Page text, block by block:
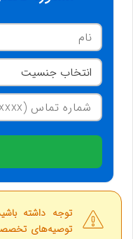
توجه داشته
توصیه‌های